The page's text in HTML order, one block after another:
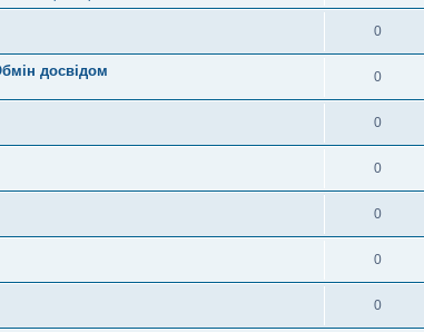
0
досвідом 0
0
0
0
0
0